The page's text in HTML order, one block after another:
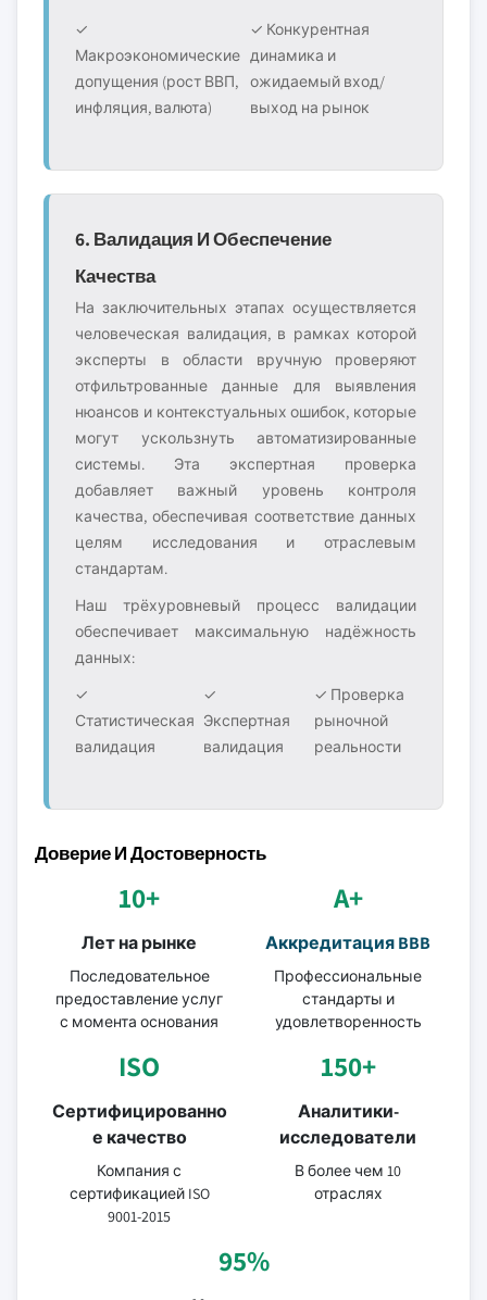
✓
Макроэкономические
допущения (рост ВВП,
инфляция, валюта)
✓ Конкурентная
динамика и
ожидаемый вход/
выход на рынок
6. Валидация И Обеспечение
Качества
На заключительных этапах осуществляется
человеческая валидация, в рамках которой
эксперты в области вручную проверяют
отфильтрованные данные для выявления
нюансов и контекстуальных ошибок, которые
могут ускользнуть автоматизированные
системы. Эта экспертная проверка
добавляет важный уровень контроля
качества, обеспечивая соответствие данных
целям исследования и отраслевым
стандартам.
Наш трёхуровневый процесс валидации
обеспечивает максимальную надёжность
данных:
✓
Статистическая
валидация
✓
Экспертная
валидация
✓ Проверка
рыночной
реальности
Доверие И Достоверность
10+
Лет на рынке
Последовательное
предоставление услуг
с момента основания
A+
Аккредитация BBB
Профессиональные
стандарты и
удовлетворенность
ISO
Сертифицированно
е качество
Компания с
сертификацией ISO
9001-2015
150+
Аналитики-
исследователи
В более чем 10
отраслях
95%